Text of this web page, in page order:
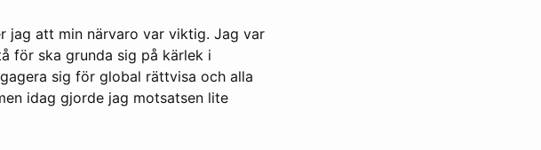
jag att min närvaro var viktig. Jag var
för ska grunda sig på kärlek i
sig för global rättvisa och alla
idag gjorde jag motsatsen lite